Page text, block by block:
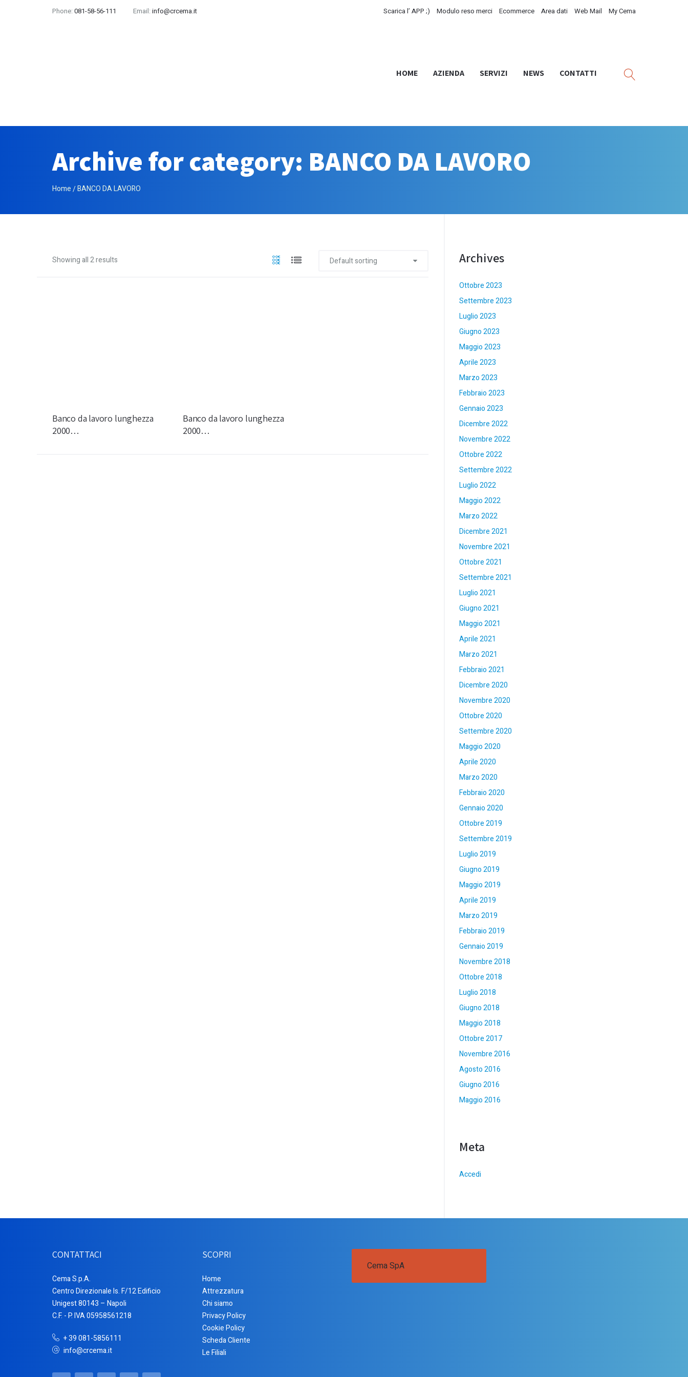
Phone: 081-58-56-111 Email: info@crcema.it Scarica l’ APP ;) Modulo reso merci Ecommerce Area dati Web Mail My Cema
HOME AZIENDA SERVIZI NEWS CONTATTI
Archive for category: BANCO DA LAVORO
Home BANCO DA LAVORO
Showing all 2 results Default sorting
Banco da lavoro lunghezza
2000…
Banco da lavoro lunghezza
2000…
Archives
Ottobre 2023
Settembre 2023
Luglio 2023
Giugno 2023
Maggio 2023
Aprile 2023
Marzo 2023
Febbraio 2023
Gennaio 2023
Dicembre 2022
Novembre 2022
Ottobre 2022
Settembre 2022
Luglio 2022
Maggio 2022
Marzo 2022
Dicembre 2021
Novembre 2021
Ottobre 2021
Settembre 2021
Luglio 2021
Giugno 2021
Maggio 2021
Aprile 2021
Marzo 2021
Febbraio 2021
Dicembre 2020
Novembre 2020
Ottobre 2020
Settembre 2020
Maggio 2020
Aprile 2020
Marzo 2020
Febbraio 2020
Gennaio 2020
Ottobre 2019
Settembre 2019
Luglio 2019
Giugno 2019
Maggio 2019
Aprile 2019
Marzo 2019
Febbraio 2019
Gennaio 2019
Novembre 2018
Ottobre 2018
Luglio 2018
Giugno 2018
Maggio 2018
Ottobre 2017
Novembre 2016
Agosto 2016
Giugno 2016
Maggio 2016
Meta
Accedi
CONTATTACI
Cema S.p.A.
Centro Direzionale Is. F/12 Edificio
Unigest 80143 – Napoli
C.F. - P. IVA 05958561218
+ 39 081-5856111
info@crcema.it
SCOPRI
Home
Attrezzatura
Chi siamo
Privacy Policy
Cookie Policy
Scheda Cliente
Le Filiali
Cema SpA